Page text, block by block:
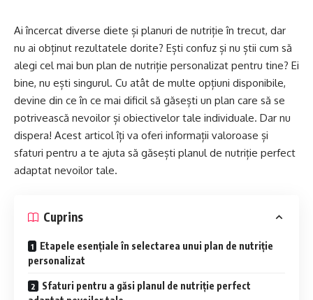
Ai încercat diverse diete și planuri de nutriție în trecut, dar
nu ai obținut rezultatele dorite? Ești confuz și nu știi cum să
alegi cel mai bun plan de nutriție personalizat pentru tine? Ei
bine, nu ești singurul. Cu atât de multe opțiuni disponibile,
devine din ce în ce mai dificil să găsești un plan care să se
potrivească nevoilor și obiectivelor tale individuale. Dar nu
dispera! Acest articol îți va oferi informații valoroase și
sfaturi pentru a te ajuta să găsești planul de nutriție perfect
adaptat nevoilor tale.
Cuprins
Etapele esențiale în selectarea unui plan de nutriție
personalizat
Sfaturi pentru a găsi planul de nutriție perfect